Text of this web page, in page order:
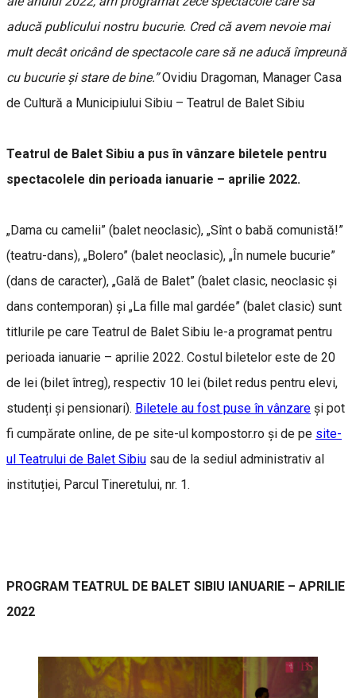
aducă publicului nostru bucurie. Cred că avem nevoie mai
mult decât oricând de spectacole care să ne aducă împreună
cu bucurie și stare de bine.”Ovidiu Dragoman, Manager Casa
de Cultură a Municipiului Sibiu – Teatrul de Balet Sibiu
Teatrul de Balet Sibiu a pus în vânzare biletele pentru
spectacolele din perioada ianuarie – aprilie 2022.
„Dama cu camelii” (balet neoclasic), „Sînt o babă comunistă!”
(teatru-dans), „Bolero” (balet neoclasic), „În numele bucurie”
(dans de caracter), „Gală de Balet” (balet clasic, neoclasic și
dans contemporan) și „La fille mal gardée” (balet clasic) sunt
titlurile pe care Teatrul de Balet Sibiu le-a programat pentru
perioada ianuarie – aprilie 2022. Costul biletelor este de 20
de lei (bilet întreg), respectiv 10 lei (bilet redus pentru elevi,
studenți și pensionari). Biletele au fost puse în vânzare și pot
fi cumpărate online, de pe site-ul kompostor.ro și de pe site-
ul Teatrului de Balet Sibiu sau de la sediul administrativ al
instituției, Parcul Tineretului, nr. 1.
PROGRAM TEATRUL DE BALET SIBIU IANUARIE – APRILIE
2022